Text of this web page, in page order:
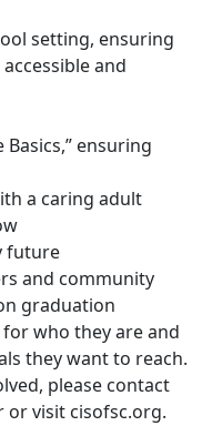
setting, ensuring
and
Basics,” ensuring
a caring adult
future
and community
graduation
who they are and
they want to reach.
please contact
or visit cisofsc.org.